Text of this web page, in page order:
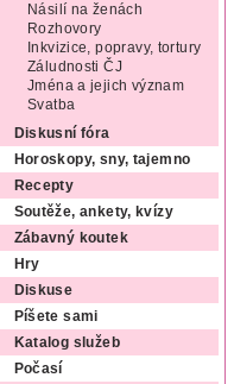
Násilí na ženách
Rozhovory
Inkvizice, popravy, tortury
Záludnosti ČJ
Jména a jejich význam
Svatba
Diskusní fóra
Horoskopy, sny, tajemno
Recepty
Soutěže, ankety, kvízy
Zábavný koutek
Hry
Diskuse
Píšete sami
Katalog služeb
Počasí